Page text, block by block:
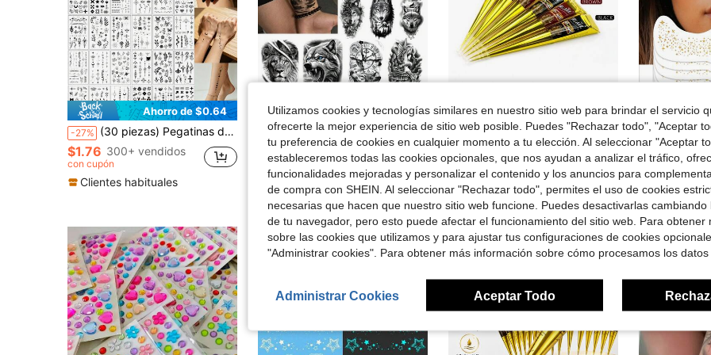
Ahorro de $0.64
-27% (30 piezas) Pegatinas de tatuaje pequeñas para la punta de los dedos en color negro, que incluyen estrellas, lunas, flores, constelaciones y otras pegatinas de patrones, adecuadas para dedos, detrás de las orejas, muñecas y otras partes del Body, pegatinas de tatuaje impermeables y de larga duración
$1.76 300+ vendidos
con cupón
Clientes habituales
Ahorro de $0.40
-11% 13 piezas Pegatinas de tatuaje temporal negro impermeable para hombres, con diseños de cabeza de león, tigre, lobo, escorpión y águila, en varios tamaños, fáciles de aplicar y retirar, adecuados para festivales, fiestas, actuaciones y uso diario, pueden cubrir cicatrices, estilo de boceto
$3.30 400+ vendidos
con cupón
Ahorro de $4.35
Local -51% paquete de 3/4/12 SRVAKK - Crema de tatuaje de henna, tatuaje temporal de henna marrón/negro, tinta corporal semi-permanente de huella digital, crema de tatuaje de henna resistente al agua, apta para pintura corporal, creación de patrones DIY temporales, estilo de boceto
en Kits de tatuajes
$4.25 1.2k+ vendidos
Envío Rápido
-23% Pecas con Brillo, Pegatinas de Tatuaje Temporal Dorado/
#5 Más
$1.08 100+
Utilizamos cookies y tecnologías similares en nuestro sitio web para brindar el servicio
ofrecerte la mejor experiencia de sitio web posible. Puedes "Rechazar todo", "Aceptar
tu preferencia de cookies en cualquier momento a tu elección. Al seleccionar "Aceptar
estableceremos todas las cookies opcionales, que nos ayudan a analizar el tráfico,
funcionalidades mejoradas y personalizar el contenido y los anuncios para
de compra con SHEIN. Al seleccionar "Rechazar todo", permites el uso de cookies
necesarias que hacen que nuestro sitio web funcione. Puedes desactivarlas cambiando
de tu navegador, pero esto puede afectar el funcionamiento del sitio web. Para obtener
sobre las cookies que utilizamos y para ajustar tus configuraciones de cookies
"Administrar cookies". Para obtener más información sobre cómo procesamos los datos
Administrar Cookies Aceptar Todo